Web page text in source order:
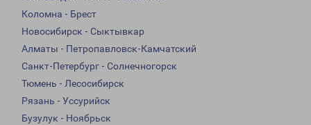
Коломна - Брест
Новосибирск - Сыктывкар
Алматы - Петропавловск-Камчатский
Санкт-Петербург - Солнечногорск
Тюмень - Лесосибирск
Рязань - Уссурийск
Бузулук - Ноябрьск